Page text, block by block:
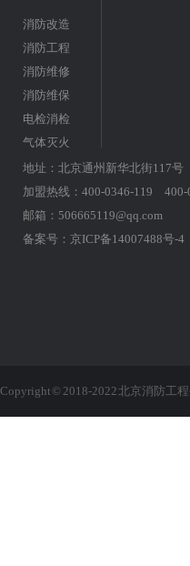
消防改造
消防工程
消防维修
消防维保
电检消检
气体灭火
地址：北京通州新华北街117号
加盟热线：400-0346-119 400-
邮箱：506665119@qq.com
备案号： 京ICP备14007488号-4
Copyright © 2018-2022 北京消防工